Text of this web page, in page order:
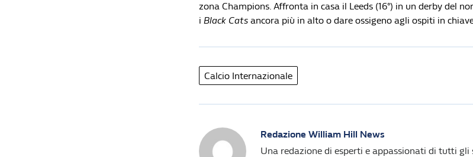
zona Champions. Affronta in casa il Leeds (16°) in un derby del
i Black Cats ancora più in alto o dare ossigeno agli ospiti in
Calcio Internazionale
Redazione William Hill News
Una redazione di esperti e appassionati di tutti gli